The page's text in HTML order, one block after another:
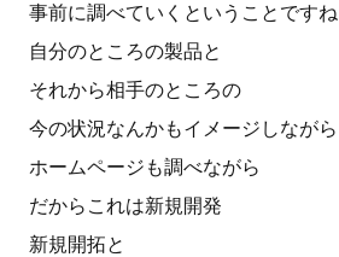
事前に調べていくということですね
自分のところの製品と
それから相手のところの
今の状況なんかもイメージしながら
ホームページも調べながら
だからこれは新規開発
新規開拓と